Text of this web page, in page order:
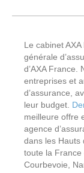
Le cabinet
générale
d’AXA France.
entreprises et
d’assurance,
leur budget.
meilleure offre
agence
dans les Hauts
toute la France
Courbevoie,